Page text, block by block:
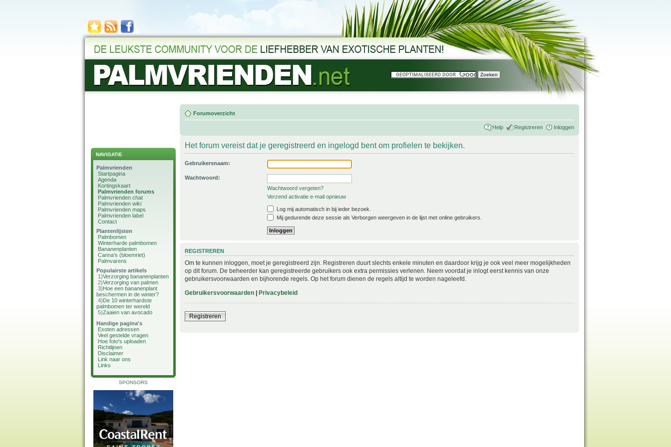
NAVIGATIE
Palmvrienden
Startpagina
Agenda
Kortingskaart
Palmvrienden forums
Palmvrienden chat
Palmvrienden wiki
Palmvrienden maps
Palmvrienden label
Contact
Plantenlijsten
Palmbomen
Winterharde palmbomen
Bananenplanten
Canna's (bloemriet)
Palmvarens
Populairste artikels
1)Verzorging bananenplanten
2)Verzorging van palmen
3)Hoe een bananenplant
beschermen in de winter?
4)De 10 winterhardste
palmbomen ter wereld
5)Zaaien van avocado
Handige pagina's
Exoten adressen
Veel gestelde vragen
Hoe foto's uploaden
Richtlijnen
Disclaimer
Link naar ons
Links
SPONSORS
Forumoverzicht
Help Registreren Inloggen
Het forum vereist dat je geregistreerd en ingelogd bent om profielen te bekijken.
Gebruikersnaam:
Wachtwoord:
Wachtwoord vergeten?
Verzend activatie e-mail opnieuw
Log mij automatisch in bij ieder bezoek.
Mij gedurende deze sessie als Verborgen weergeven in de lijst met online gebruikers.
REGISTREREN
Om te kunnen inloggen, moet je geregistreerd zijn. Registreren duurt slechts enkele minuten en daardoor krijg je ook veel meer mogelijkheden
op dit forum. De beheerder kan geregistreerde gebruikers ook extra permissies verlenen. Neem voordat je inlogt eerst kennis van onze
gebruikersvoorwaarden en bijhorende regels. Op het forum dienen de regels altijd te worden nageleefd.
Gebruikersvoorwaarden | Privacybeleid
Registreren